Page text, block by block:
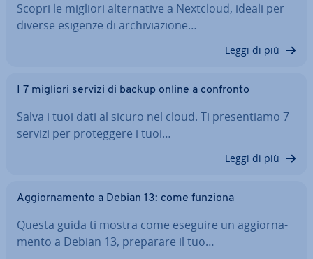
Scopri le migliori al­ter­na­ti­ve a Nextcloud, ideali per
diverse esigenze di ar­chi­via­zio­ne…
Leggi di più
I 7 migliori servizi di backup online a confronto
Salva i tuoi dati al sicuro nel cloud. Ti pre­sen­tia­mo 7
servizi per pro­teg­ge­re i tuoi…
Leggi di più
Ag­gior­na­men­to a Debian 13: come funziona
Questa guida ti mostra come eseguire un ag­gior­na­
men­to a Debian 13, preparare il tuo…